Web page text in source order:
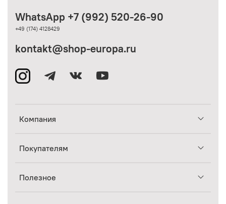
Компания
Покупателям
Полезное
WhatsApp +7 (992) 520-26-90
+49 (174) 4128429
kontakt@shop-europa.ru